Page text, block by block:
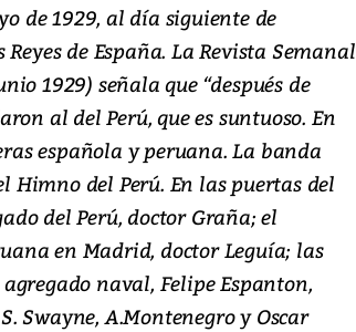
de 1929, al día siguiente de
de España. La Revista Semanal
1929) señala que “después de
al del Perú, que es suntuoso. En
española y peruana. La banda
del Perú. En las puertas del
del Perú, doctor Graña; el
en Madrid, doctor Leguía; las
naval, Felipe Espanton,
Swayne, A.Montenegro y Oscar